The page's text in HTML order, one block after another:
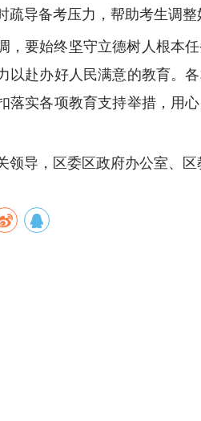
疏导备考压力，帮助考生调
，要始终坚守立德树人根本
以赴办好人民满意的教育。
落实各项教育支持举措，用
领导，区委区政府办公室、